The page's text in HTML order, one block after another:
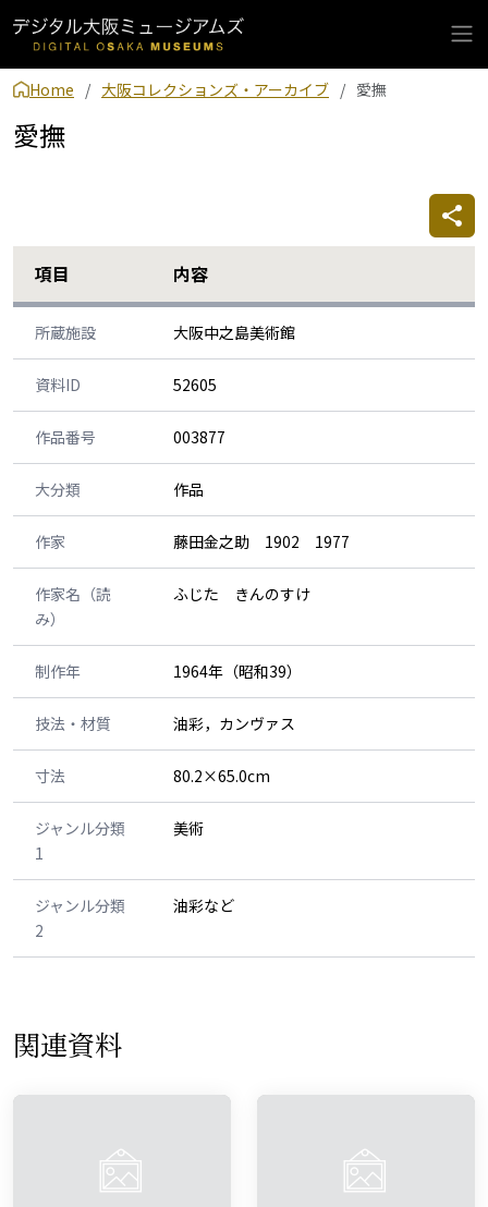
Home 大阪コレクションズ・アーカイブ 愛撫
愛撫
項目 内容
所蔵施設 大阪中之島美術館
資料ID 52605
作品番号 003877
大分類 作品
作家 藤田金之助 1902 1977
作家名（読
み）
ふじた きんのすけ
制作年 1964年（昭和39）
技法・材質 油彩，カンヴァス
寸法 80.2×65.0cm
ジャンル分類
1
美術
ジャンル分類
2
油彩など
関連資料